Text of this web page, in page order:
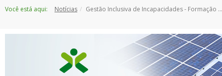
paraVocê está aqui: Notícias Gestão Inclusiva de Incapacidades - Formação para empregadores